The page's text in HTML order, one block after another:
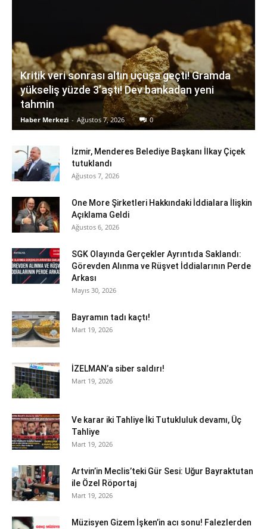
Kritik veri sonrası altın uçuşa geçti! Gramda
yükseliş yüzde 3’aştı! Dev bankadan yeni
tahmin
Haber Merkezi - Ağustos 7, 2026 0
İzmir, Menderes Belediye Başkanı İlkay Çiçek
tutuklandı
Ağustos 7, 2026
One More Şirketleri Hakkındaki İddialara İlişkin
Açıklama Geldi
Ağustos 6, 2026
SGK Olayında Gerçekler Ayrıntıda Saklandı:
Görevden Alınma ve Rüşvet İddialarının Perde
Arkası
Mayıs 30, 2026
Bayramın tadı kaçtı!
Mart 19, 2026
İZELMAN’a siber saldırı!
Mart 19, 2026
Ve karar iki Tahliye İki Tutukluluk devamı, Üç
Tahliye
Mart 19, 2026
Artvin’in Meclis’teki Gür Sesi: Uğur Bayraktutan
ile Özel Röportaj
Mart 19, 2026
Müzisyen Gizem İşken’in acı sonu! Falezlerden